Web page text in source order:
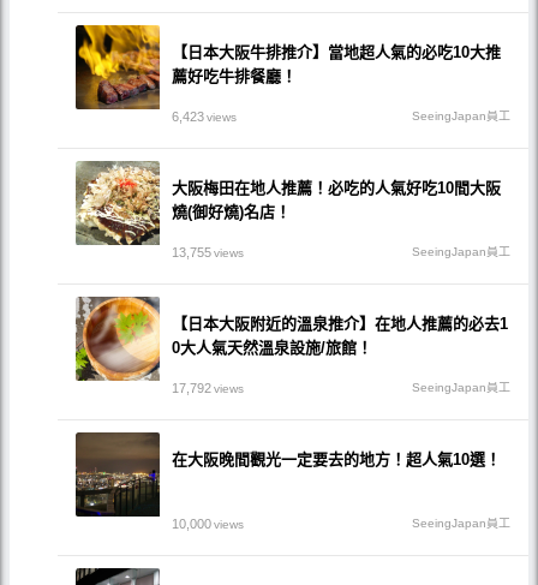
【日本大阪牛排推介】當地超人氣的必吃10大推
薦好吃牛排餐廳！
6,423views SeeingJapan員工
大阪梅田在地人推薦！必吃的人氣好吃10間大阪
燒(御好燒)名店！
13,755views SeeingJapan員工
【日本大阪附近的溫泉推介】在地人推薦的必去1
0大人氣天然溫泉設施/旅館！
17,792views SeeingJapan員工
在大阪晚間觀光一定要去的地方！超人氣10選！
10,000views SeeingJapan員工